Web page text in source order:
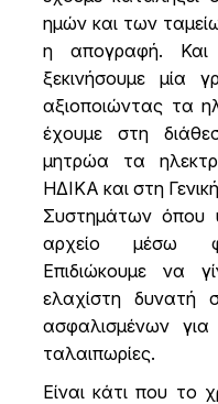
ημών και των
η απογραφή.
ξεκινήσουμε μία
αξιοποιώντας τα
έχουμε στη
μητρώα τα
ΗΔΙΚΑ και στη
Συστημάτων όπου
αρχείο μέσω
Επιδιώκουμε να
ελαχίστη δυνατή
ασφαλισμένων
ταλαιπωρίες.
Είναι κάτι που το